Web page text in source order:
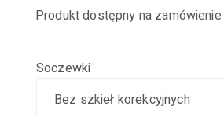
Produkt dostępny na zamówienie
Soczewki
Bez szkieł korekcyjnych